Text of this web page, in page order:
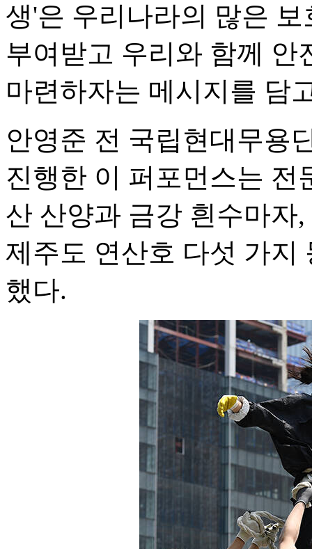
생'은 우리나라의 많은
부여받고 우리와 함께 안
마련하자는 메시지를 담
안영준 전 국립현대무용
진행한 이 퍼포먼스는 전
산 산양과 금강 흰수마자
제주도 연산호 다섯 가지
했다.